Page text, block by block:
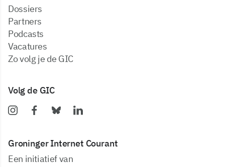
dossiers
partners
podcasts
vacatures
zo volg je de GIC
Volg de GIC
Groninger Internet Courant
Een initiatief van